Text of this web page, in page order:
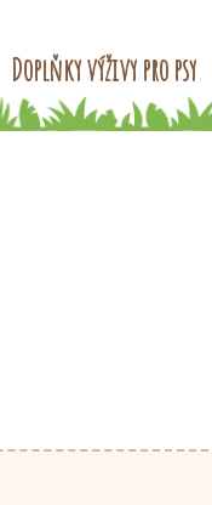
Doplňky výživy pro psy